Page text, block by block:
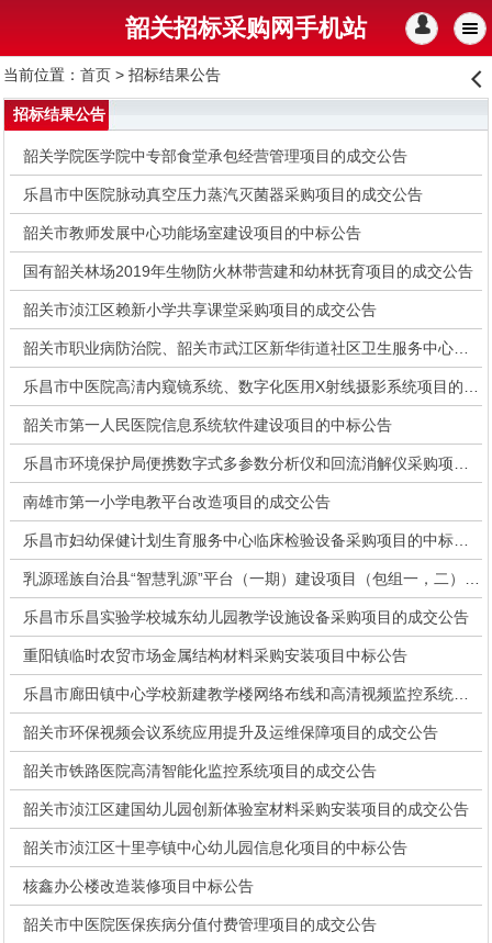
韶关招标采购网手机站 󰄭
当前位置： 首页> 招标结果公告 󰊒
招标结果公告
韶关学院医学院中专部食堂承包经营管理项目的成交公告
乐昌市中医院脉动真空压力蒸汽灭菌器采购项目的成交公告
韶关市教师发展中心功能场室建设项目的中标公告
国有韶关林场2019年生物防火林带营建和幼林抚育项目的成交公告
韶关市浈江区赖新小学共享课堂采购项目的成交公告
韶关市第一人民医院信息系统软件建设项目的中标公告
南雄市第一小学电教平台改造项目的成交公告
乐昌市乐昌实验学校城东幼儿园教学设施设备采购项目的成交公告
重阳镇临时农贸市场金属结构材料采购安装项目中标公告
韶关市环保视频会议系统应用提升及运维保障项目的成交公告
韶关市铁路医院高清智能化监控系统项目的成交公告
韶关市浈江区建国幼儿园创新体验室材料采购安装项目的成交公告
韶关市浈江区十里亭镇中心幼儿园信息化项目的中标公告
核鑫办公楼改造装修项目中标公告
韶关市中医院医保疾病分值付费管理项目的成交公告